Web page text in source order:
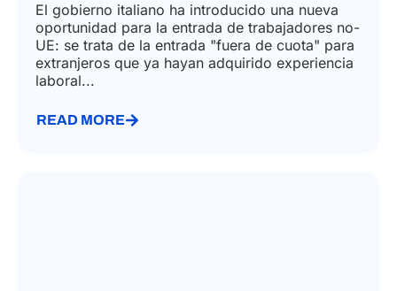
El gobierno italiano ha introducido una nueva
oportunidad para la entrada de trabajadores no-
UE: se trata de la entrada "fuera de cuota" para
extranjeros que ya hayan adquirido experiencia
laboral...
READ MORE